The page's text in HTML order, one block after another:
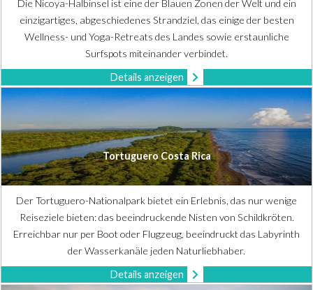
Die Nicoya-Halbinsel ist eine der Blauen Zonen der Welt und ein
einzigartiges, abgeschiedenes Strandziel, das einige der besten
Wellness- und Yoga-Retreats des Landes sowie erstaunliche
Surfspots miteinander verbindet.
Details anzeigen
Tortuguero Costa Rica
Der Tortuguero-Nationalpark bietet ein Erlebnis, das nur wenige
Reiseziele bieten: das beeindruckende Nisten von Schildkröten.
Erreichbar nur per Boot oder Flugzeug, beeindruckt das Labyrinth
der Wasserkanäle jeden Naturliebhaber.
Details anzeigen